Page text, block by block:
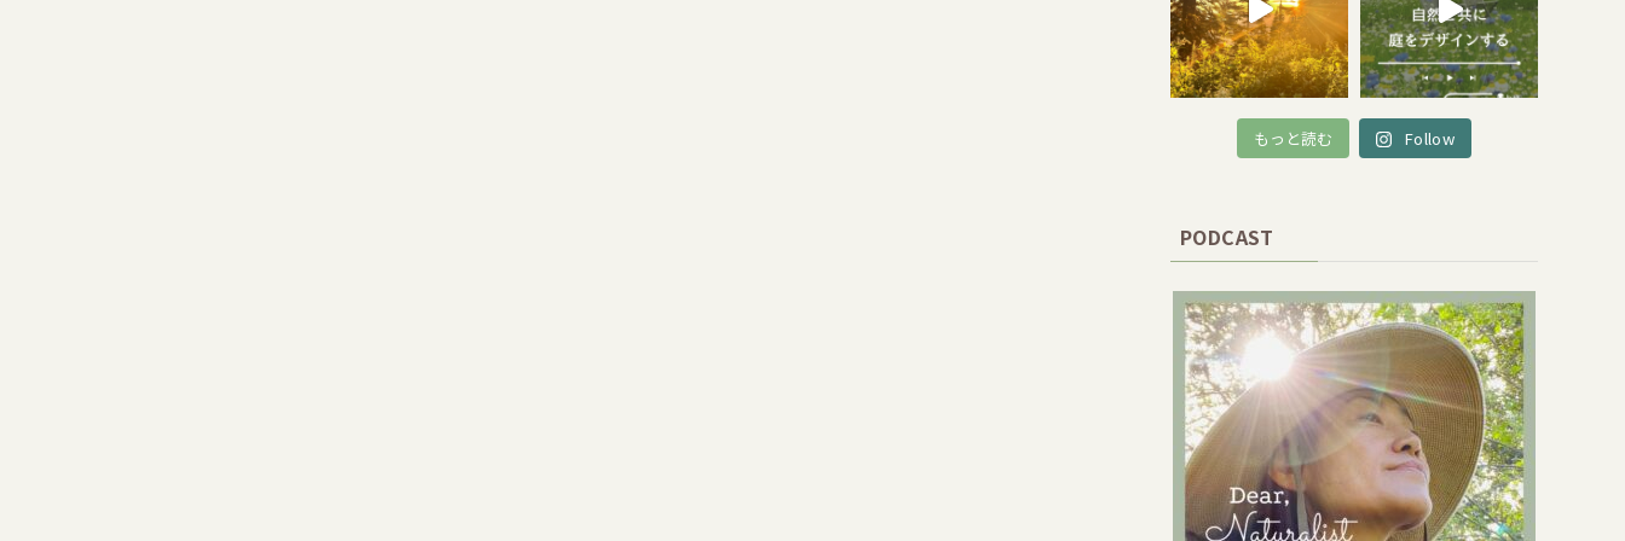
もっと読む Follow
PODCAST